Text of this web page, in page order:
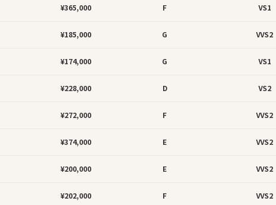
¥365,000 F VS1
¥185,000 G VVS2
¥174,000 G VS1
¥228,000 D VS2
¥272,000 F VVS2
¥374,000 E VVS2
¥200,000 E VVS2
¥202,000 F VVS2